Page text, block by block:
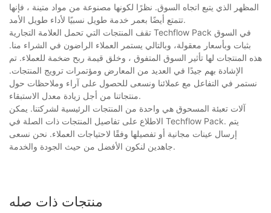
المظهر الذي يتبع اتجاه السوق. نظرًا لكونها مصنوعة من مواد متينة ، فإنها
تتمتع أيضًا بعمر خدمة طويل نسبيًا لأداء طويل الأمد.
تقف المنتجات التي تحمل العلامة التجارية Techflow Pack في السوق
بثبات وبأسعار معقولة، وبالتالي يستمر العملاء الراضون في الشراء منا.
هذه المنتجات لها تأثير السوق المتفوق ، وخلق قيمة ربح ضخمة للعملاء. تم
الإشادة بهم جيدًا في العديد من المعارض ومؤتمرات ترويج المنتجات.
نستمر في التفاعل مع عملائنا ونسعى للحصول على آراء وملاحظات حول
منتجاتنا من أجل زيادة معدل الاستبقاء.
آلات تعبئة المسحوق هي واحدة من المنتجات الرئيسية لشركتنا. يمكن
الاطلاع على تفاصيل المنتجات ذات الصلة في Techflow Pack. يتم
إرسال عينات مجانية أو تفصيلها وفقًا لاحتياجات العملاء. نحن نسعى
جاهدين لنكون الأفضل من حيث الجودة والخدمة.
منتجات ذات صله